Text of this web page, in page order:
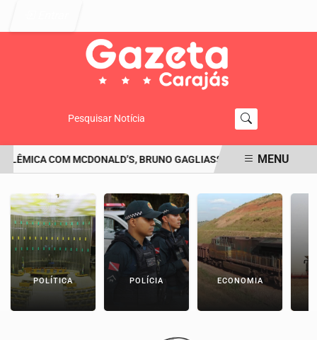
Pesquisar Notícia
COM MCDONALD’S, BRUNO GAGLIASSO PEDE DESCULPAS:
MENU
POLÍTICA POLÍCIA ECONOMIA